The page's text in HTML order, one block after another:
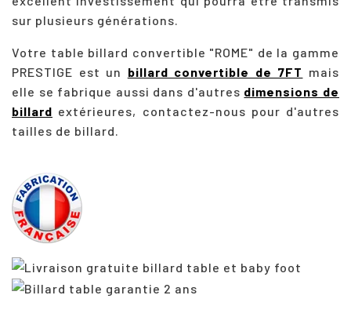
sur plusieurs générations.
Votre table billard convertible "ROME" de la gamme
PRESTIGE est un billard convertible de 7FT mais
elle se fabrique aussi dans d'autres dimensions de
billard extérieures, contactez-nous pour d'autres
tailles de billard.